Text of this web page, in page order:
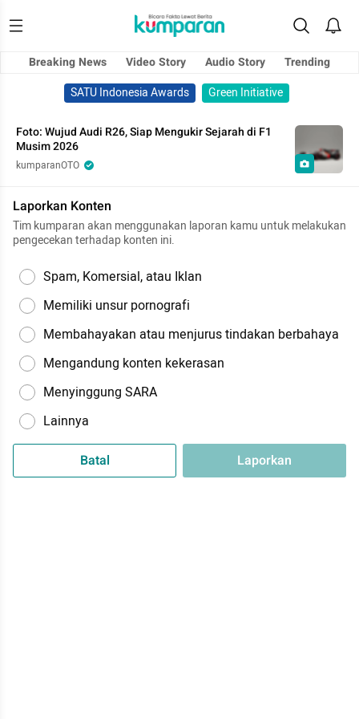
Breaking News Video Story Audio Story
Trending
SATU Indonesia Awards
Green Initiative
Foto: Wujud Audi R26, Siap Mengukir Sejarah di F1
Musim 2026
kumparanOTO
Laporkan Konten
Tim kumparan akan menggunakan laporan kamu untuk melakukan
pengecekan terhadap konten ini.
Spam, Komersial, atau Iklan
Memiliki unsur pornografi
Membahayakan atau menjurus tindakan berbahaya
Mengandung konten kekerasan
Menyinggung SARA
Lainnya
Batal Laporkan